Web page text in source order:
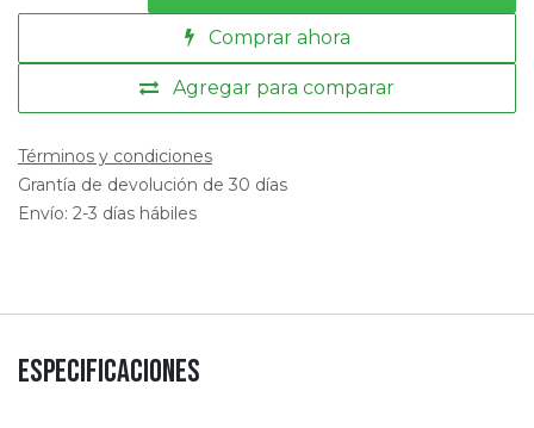
Comprar ahora
Agregar para comparar
Términos y condiciones
Grantía de devolución de 30 días
Envío: 2-3 días hábiles
Especificaciones